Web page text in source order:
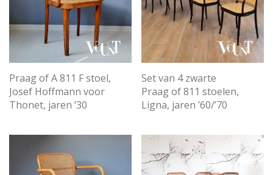
Praag of A 811 F stoel,
Josef Hoffmann voor
Thonet, jaren ’30
Set van 4 zwarte
Praag of 811 stoelen,
Ligna, jaren ’60/’70